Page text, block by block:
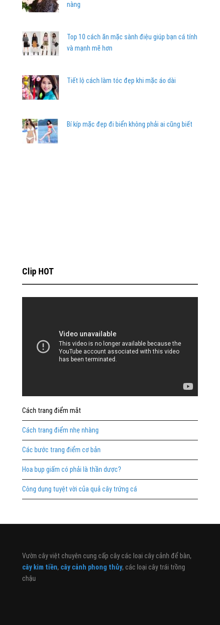
nàng
Top 10 cách ăn mặc sành điệu giúp bạn cá tính
và mạnh mẽ hơn
Tiết lộ cách làm tóc đẹp khi mặc áo dài
Bí kíp mặc đẹp đi biển không phải ai cũng biết
Clip HOT
Cách trang điểm mắt
Cách trang điểm nhẹ nhàng
Các bước trang điểm cơ bản
Hoa bụp giấm có phải là thần dược?
Công dụng tuyệt vời của quả cây trứng cá
Vườn cây việt chuyên cung cấp cây các loại cây cảnh để bàn,
cây kim tiền, cây cảnh phong thủy, các loại cây trái trồng
chậu